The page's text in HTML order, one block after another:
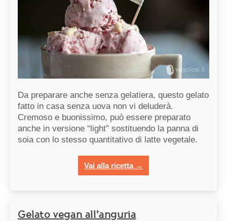
Da preparare anche senza gelatiera, questo gelato
fatto in casa senza uova non vi deluderà.
Cremoso e buonissimo, può essere preparato
anche in versione “light” sostituendo la panna di
soia con lo stesso quantitativo di latte vegetale.
Vai alla ricetta →
Gelato vegan all’anguria